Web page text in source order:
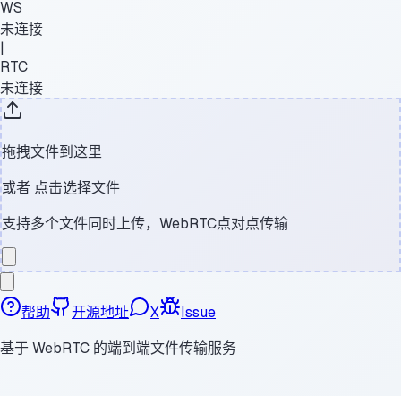
WS
未连接
|
RTC
未连接
拖拽文件到这里
或者 点击选择文件
支持多个文件同时上传，WebRTC点对点传输
帮助 开源地址 X
Issue
基于 WebRTC 的端到端文件传输服务